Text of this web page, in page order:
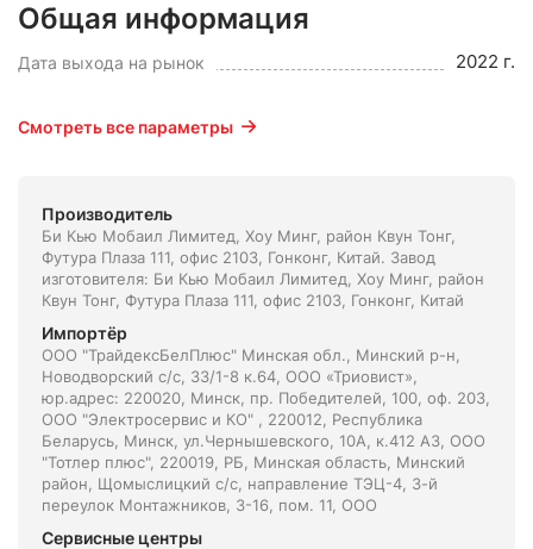
Общая информация
Дата выхода на рынок 2022 г.
Смотреть все параметры
Производитель
Би Кью Мобаил Лимитед, Хоу Минг, район Квун Тонг,
Футура Плаза 111, офис 2103, Гонконг, Китай. Завод
изготовителя: Би Кью Мобаил Лимитед, Хоу Минг, район
Квун Тонг, Футура Плаза 111, офис 2103, Гонконг, Китай
Импортёр
ООО "ТрайдексБелПлюс" Минская обл., Минский р-н,
Новодворский с/с, 33/1-8 к.64, ООО «Триовист»,
юр.адрес: 220020, Минск, пр. Победителей, 100, оф. 203,
ООО "Электросервис и КО" , 220012, Республика
Беларусь, Минск, ул.Чернышевского, 10А, к.412 АЗ, ООО
"Тотлер плюс", 220019, РБ, Минская область, Минский
район, Щомыслицкий с/с, направление ТЭЦ-4, 3-й
переулок Монтажников, 3-16, пом. 11, ООО
Сервисные центры